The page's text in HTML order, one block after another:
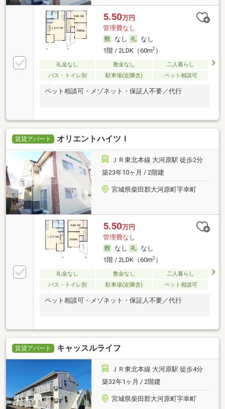
5.50万円
管理費なし
なし
なし
1階 / 2LDK（60m2）
礼金なし 敷金なし
二人暮らし
バス・トイレ別
駐車場(近隣含) ペット相談可
ペット相談可・メゾネット・保証人不要／代行
賃貸アパート オリエントハイツＩ
ＪＲ東北本線 大河原駅 徒歩2分
築23年10ヶ月 / 2階建
宮城県柴田郡大河原町字幸町
5.50万円
管理費なし
なし
なし
1階 / 2LDK（60m2）
礼金なし 敷金なし
二人暮らし
バス・トイレ別
駐車場(近隣含) ペット相談可
ペット相談可・メゾネット・保証人不要／代行
賃貸アパート キャッスルライフ
ＪＲ東北本線 大河原駅 徒歩4分
築32年1ヶ月 / 2階建
宮城県柴田郡大河原町字幸町